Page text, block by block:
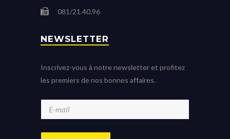
081/21.40.96
NEWSLETTER
Inscrivez-vous à notre newsletter et profitez
les premiers de nos bonnes affaires.